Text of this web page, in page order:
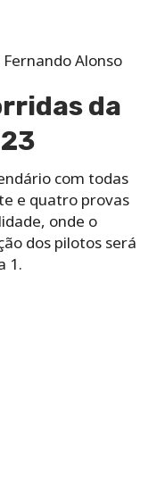
Alonso
da
com todas
e quatro provas
onde o
dos pilotos será
1.